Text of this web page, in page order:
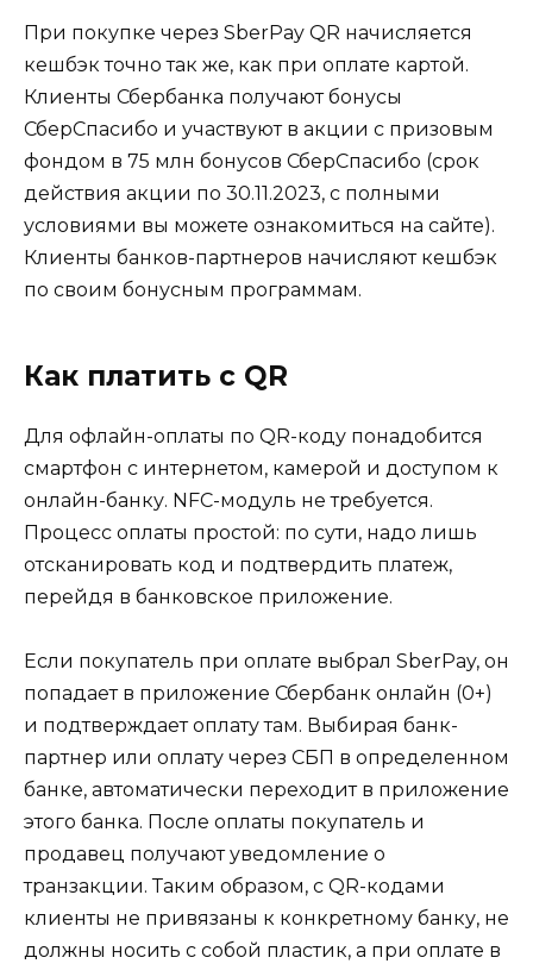
При покупке через SberPay QR начисляется
кешбэк точно так же, как при оплате картой.
Клиенты Сбербанка получают бонусы
СберСпасибо и участвуют в акции с призовым
фондом в 75 млн бонусов СберСпасибо (срок
действия акции по 30.11.2023, с полными
условиями вы можете ознакомиться на сайте).
Клиенты банков-партнеров начисляют кешбэк
по своим бонусным программам.
Как платить с QR
Для офлайн-оплаты по QR-коду понадобится
смартфон с интернетом, камерой и доступом к
онлайн-банку. NFC-модуль не требуется.
Процесс оплаты простой: по сути, надо лишь
отсканировать код и подтвердить платеж,
перейдя в банковское приложение.
Если покупатель при оплате выбрал SberPay, он
попадает в приложение Сбербанк онлайн (0+)
и подтверждает оплату там. Выбирая банк-
партнер или оплату через СБП в определенном
банке, автоматически переходит в приложение
этого банка. После оплаты покупатель и
продавец получают уведомление о
транзакции. Таким образом, с QR-кодами
клиенты не привязаны к конкретному банку, не
должны носить с собой пластик, а при оплате в